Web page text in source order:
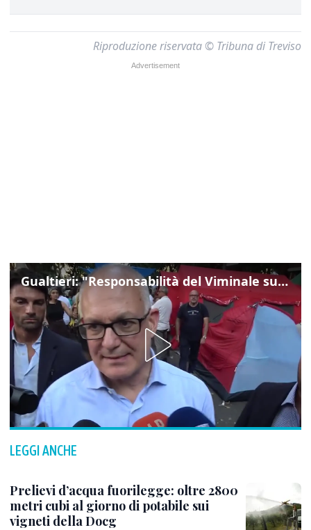
Riproduzione riservata © Tribuna di Treviso
Gualtieri: "Responsabilità del Viminale su Spin Time? La posizione dei partiti è nota"
LEGGI ANCHE
Prelievi d’acqua fuorilegge: oltre 2800
metri cubi al giorno di potabile sui
vigneti della Docg